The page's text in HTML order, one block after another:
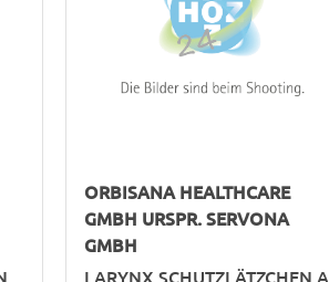
ORBISANA HEALTHCARE
GMBH URSPR. SERVONA
GMBH
LARYNX SCHUTZLÄTZCHEN A